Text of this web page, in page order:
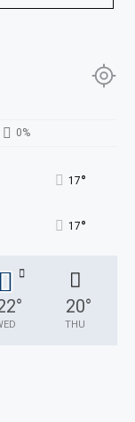
0%
17°
17°
° 20°
THU